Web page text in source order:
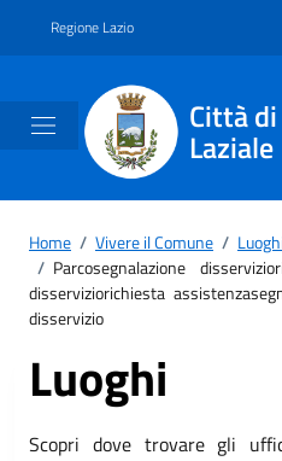
Regione Lazio
Città
Laziale
Home / Vivere il Comune / Luoghi
/ Parcosegnalazione
disserviziorichiesta
disservizio
Luoghi
Scopri dove trovare gli